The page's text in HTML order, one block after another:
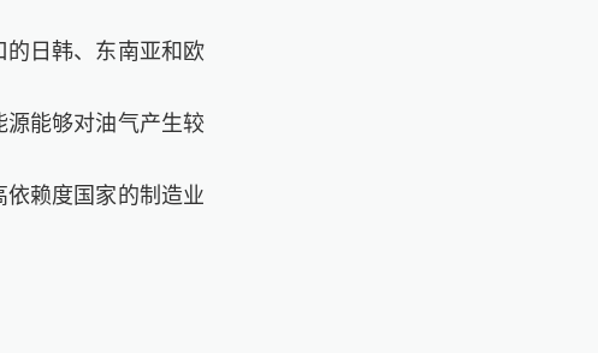
日韩、东南亚和欧
能够对油气产生较
赖度国家的制造业